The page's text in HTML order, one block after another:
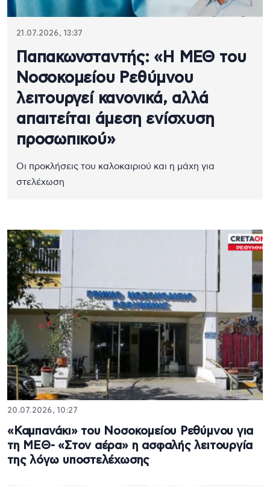
21.07.2026, 13:37
Παπακωνσταντής: «Η ΜΕΘ του
Νοσοκομείου Ρεθύμνου
λειτουργεί κανονικά, αλλά
απαιτείται άμεση ενίσχυση
προσωπικού»
Οι προκλήσεις του καλοκαιριού και η μάχη για
στελέχωση
20.07.2026, 10:27
«Καμπανάκι» του Νοσοκομείου Ρεθύμνου για
τη ΜΕΘ- «Στον αέρα» η ασφαλής λειτουργία
της λόγω υποστελέχωσης